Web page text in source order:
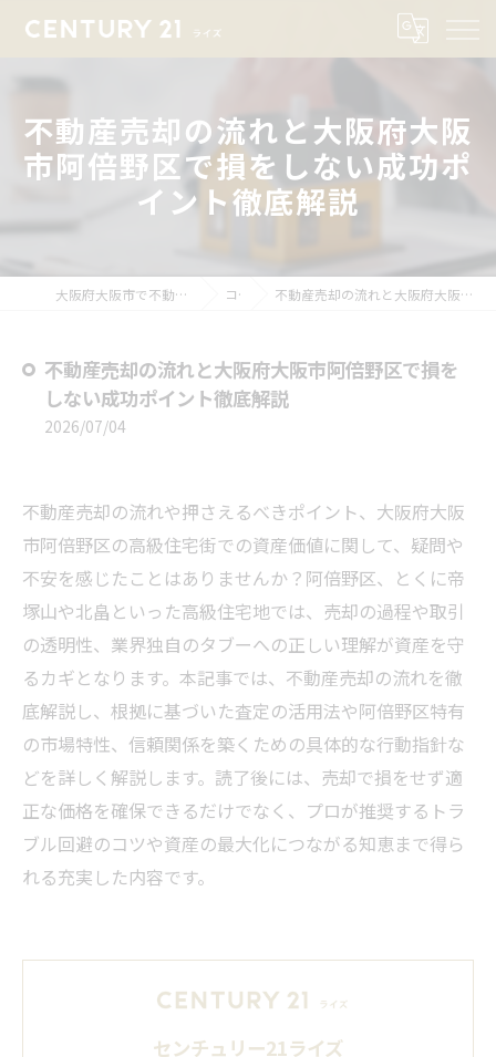
不動産売却の流れと大阪府大阪
市阿倍野区で損をしない成功ポ
イント徹底解説
大阪府大阪市で不動産売却ならセンチュリー21ライズ コラム 不動産売却の流れと大阪府大阪市阿倍野区で損をしない成功ポイント徹底解説
不動産売却の流れと大阪府大阪市阿倍野区で損を
しない成功ポイント徹底解説
2026/07/04
不動産売却の流れや押さえるべきポイント、大阪府大阪
市阿倍野区の高級住宅街での資産価値に関して、疑問や
不安を感じたことはありませんか？阿倍野区、とくに帝
塚山や北畠といった高級住宅地では、売却の過程や取引
の透明性、業界独自のタブーへの正しい理解が資産を守
るカギとなります。本記事では、不動産売却の流れを徹
底解説し、根拠に基づいた査定の活用法や阿倍野区特有
の市場特性、信頼関係を築くための具体的な行動指針な
どを詳しく解説します。読了後には、売却で損をせず適
正な価格を確保できるだけでなく、プロが推奨するトラ
ブル回避のコツや資産の最大化につながる知恵まで得ら
れる充実した内容です。
センチュリー21ライズ